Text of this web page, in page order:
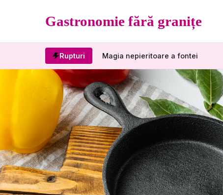
Gastronomie fără granițe
Rupturi Magia nepieritoare a fontei